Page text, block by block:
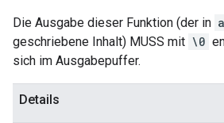
Die Ausgabe dieser Funktion (der in
geschriebene Inhalt) MUSS mit \0
sich im Ausgabepuffer.
Details